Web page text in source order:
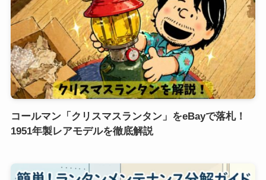
コールマン「クリスマスランタン」をeBayで落札！
1951年製レアモデルを徹底解説